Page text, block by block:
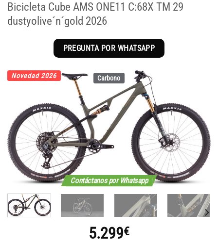
Bicicleta Cube AMS ONE11 C:68X TM 29
dustyolive´n´gold 2026
PREGUNTA POR WHATSAPP
Carbono
Contáctanos por Whatsapp
Novedad 2026
5.299€